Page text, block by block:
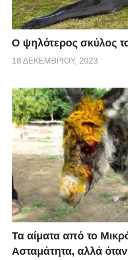
Ο ψηλότερος σκύλος
18 ΔΕΚΕΜΒΡΊΟΥ, 2023
Τα αίματα από το
Ασταμάτητα, αλλά